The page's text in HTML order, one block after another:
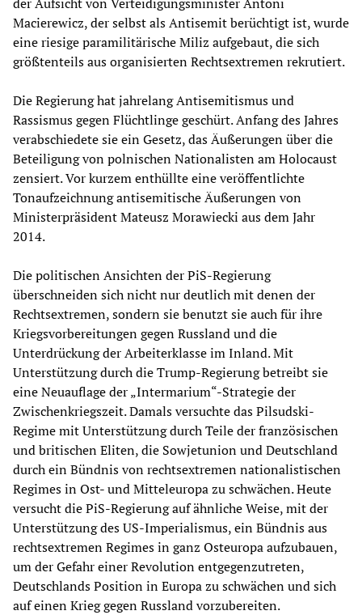
Macierewicz, der selbst als Antisemit berüchtigt ist, wurde
eine riesige paramilitärische Miliz aufgebaut, die sich
größtenteils aus organisierten Rechtsextremen rekrutiert.
Die Regierung hat jahrelang Antisemitismus und
Rassismus gegen Flüchtlinge geschürt. Anfang des Jahres
verabschiedete sie ein Gesetz, das Äußerungen über die
Beteiligung von polnischen Nationalisten am Holocaust
zensiert. Vor kurzem enthüllte eine veröffentlichte
Tonaufzeichnung antisemitische Äußerungen von
Ministerpräsident Mateusz Morawiecki aus dem Jahr
2014.
Die politischen Ansichten der PiS-Regierung
überschneiden sich nicht nur deutlich mit denen der
Rechtsextremen, sondern sie benutzt sie auch für ihre
Kriegsvorbereitungen gegen Russland und die
Unterdrückung der Arbeiterklasse im Inland. Mit
Unterstützung durch die Trump-Regierung betreibt sie
eine Neuauflage der „Intermarium“-Strategie der
Zwischenkriegszeit. Damals versuchte das Pilsudski-
Regime mit Unterstützung durch Teile der französischen
und britischen Eliten, die Sowjetunion und Deutschland
durch ein Bündnis von rechtsextremen nationalistischen
Regimes in Ost- und Mitteleuropa zu schwächen. Heute
versucht die PiS-Regierung auf ähnliche Weise, mit der
Unterstützung des US-Imperialismus, ein Bündnis aus
rechtsextremen Regimes in ganz Osteuropa aufzubauen,
um der Gefahr einer Revolution entgegenzutreten,
Deutschlands Position in Europa zu schwächen und sich
auf einen Krieg gegen Russland vorzubereiten.